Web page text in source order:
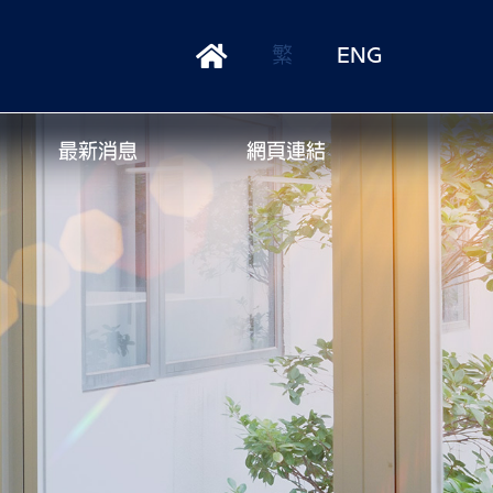
繁 ENG
最新消息 網頁連結